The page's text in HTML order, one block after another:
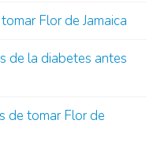
Flor de Jamaica
de la diabetes antes
de tomar Flor de